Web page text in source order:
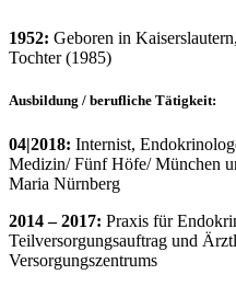
1952: Geboren in
Tochter (1985)
Ausbildung / berufliche Tätigkeit:
04|2018: Internist,
Medizin/ Fünf Höfe/ München
Maria Nürnberg
2014 – 2017: Praxis für
Teilversorgungsauftrag und
Versorgungszentrums